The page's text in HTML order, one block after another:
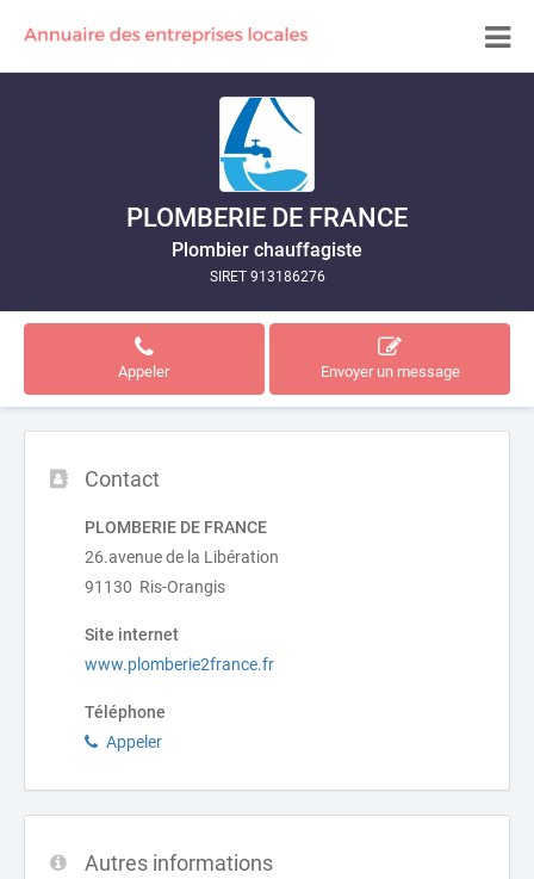
PLOMBERIE DE FRANCE
Plombier chauffagiste
SIRET 913186276
Appeler Envoyer un message
Contact
PLOMBERIE DE FRANCE
26.avenue de la Libération
91130 Ris-Orangis
Site internet
www.plomberie2france.fr
Téléphone
Appeler
Autres informations